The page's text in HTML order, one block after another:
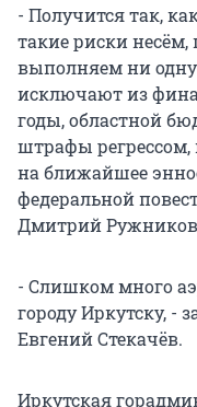
- Получится так,
такие риски
выполняем ни
исключают из
годы, областной
штрафы
на ближайшее
федеральной
Дмитрий
- Слишком много
городу Иркутску, -
Евгений Стекачёв.
Иркутская